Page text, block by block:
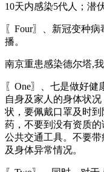
10天内感染5代人；潜
〖Four〗、新冠变种
播。
南京重患感染德尔塔,
〖One〗、七是做好
自身及家人的身体状
状，要佩戴口罩及时
药，不要到没有资质
公共交通工具。不要
及身体异常情况。